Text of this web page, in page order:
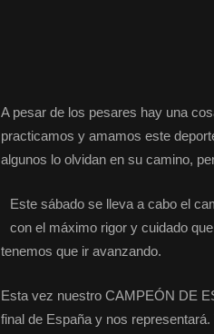
A pesar de los pesares hay una
practicamos y amamos este
algunos lo olvidan en su camino,
Este sábado se lleva a cabo el
con el máximo rigor y cuidado
tenemos que ir avanzando.
Esta vez nuestro CAMPEÓN DE
final de España y nos